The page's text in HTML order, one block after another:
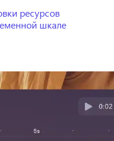
ресурсов
шкале